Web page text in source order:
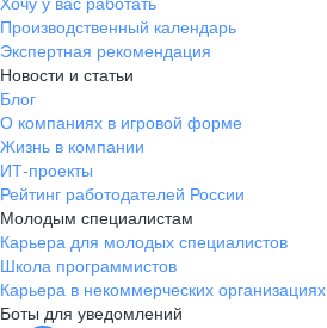
Производственный календарь
Экспертная рекомендация
Новости и статьи
Блог
О компаниях в игровой форме
Жизнь в компании
ИТ-проекты
Рейтинг работодателей России
Молодым специалистам
Карьера для молодых специалистов
Школа программистов
Карьера в некоммерческих организациях
Боты для уведомлений